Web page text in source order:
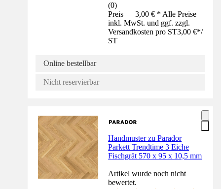
(0)
Preis — 3,00 € * Alle Preise
inkl. MwSt. und ggf. zzgl.
Versandkosten pro ST3,00 €*/
ST
Online bestellbar
Nicht reservierbar
Handmuster zu Parador
Parkett Trendtime 3 Eiche
Fischgrät 570 x 95 x 10,5 mm
Artikel wurde noch nicht
bewertet.